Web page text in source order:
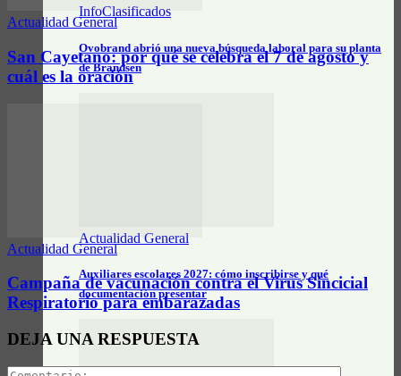
InfoClasificados
Ovobrand abrió una nueva búsqueda laboral para su planta
de Brandsen
Actualidad General
Auxiliares escolares 2027: cómo inscribirse y qué
documentación presentar
Actualidad General
San Cayetano: por qué se celebra el 7 de agosto y
cuál es la oración
Actualidad General
Campaña de vacunación contra el Virus Sincicial
Respiratorio para embarazadas
DEJA UNA RESPUESTA